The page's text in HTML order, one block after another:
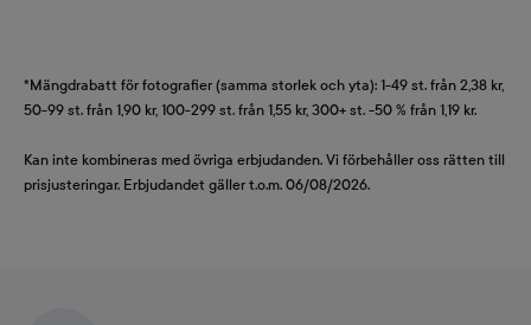
*Mängdrabatt för fotografier (samma storlek och yta): 1-49 st. från 2,38 kr,
50-99 st. från 1,90 kr, 100-299 st. från 1,55 kr, 300+ st. -50 % från 1,19 kr.
Kan inte kombineras med övriga erbjudanden. Vi förbehåller oss rätten till
prisjusteringar. Erbjudandet gäller t.o.m. 06/08/2026.